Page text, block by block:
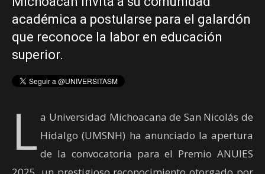
académica a postularse para el galardón
que reconoce la labor en educación
superior.
L a Universidad Michoacana de San Nicolás de
Hidalgo (UMSNH) ha anunciado la apertura
de la convocatoria para el Premio ANUIES